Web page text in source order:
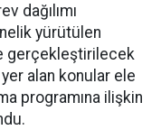
dağılımı
yürütülen
gerçekleştirilecek
alan konular ele
programına ilişkin